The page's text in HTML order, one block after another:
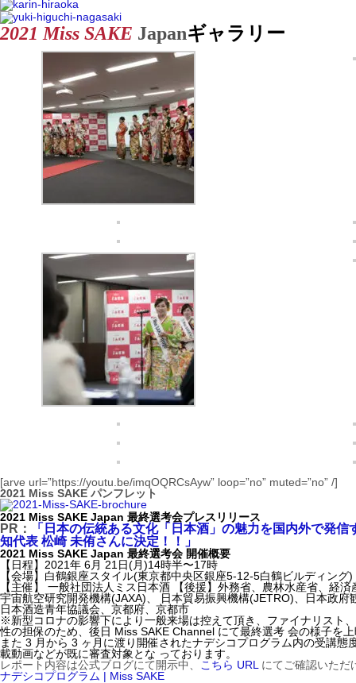
2021 Miss SAKE Japanギャラリー
[arve url=”https://youtu.be/imqOQRCsAyw” loop=”no” muted=”no” /]
2021 Miss SAKE パンフレット
2021 Miss SAKE Japan 最終選考会プレスリリース
PR：
「日本の伝統ある文化「日本酒」の魅力を国内外で発
知代表 松崎 未侑さんに決定！！」
2021 Miss SAKE Japan 最終選考会 開催概要
【日程】2021年 6月 21日(月)14時半〜17時
【会場】白鶴銀座スタイル(東京都中央区銀座5-12-5白鶴ビルディング)
【主催】 一般社団法人ミス日本酒 【後援】外務省、農林水産省、経
宇宙航空研究開発機構(JAXA)、 日本貿易振興機構(JETRO)、日本政
日本酒造⻘年協議会、京都府、京都市
※新型コロナの影響下により一般来場は控えて頂き、ファイナリスト
性の担保のため、後日 Miss SAKE Channel にて最終選考 会の様子を
また 3 月から 3 ヶ月に渡り開催されたナデシコプログラム内の受講
載動画などが既に審査対象とな っております。
レポート内容は公式ブログにて開示中、
こちら URL にてご確認いただ
ナデシコプログラム | Miss SAKE